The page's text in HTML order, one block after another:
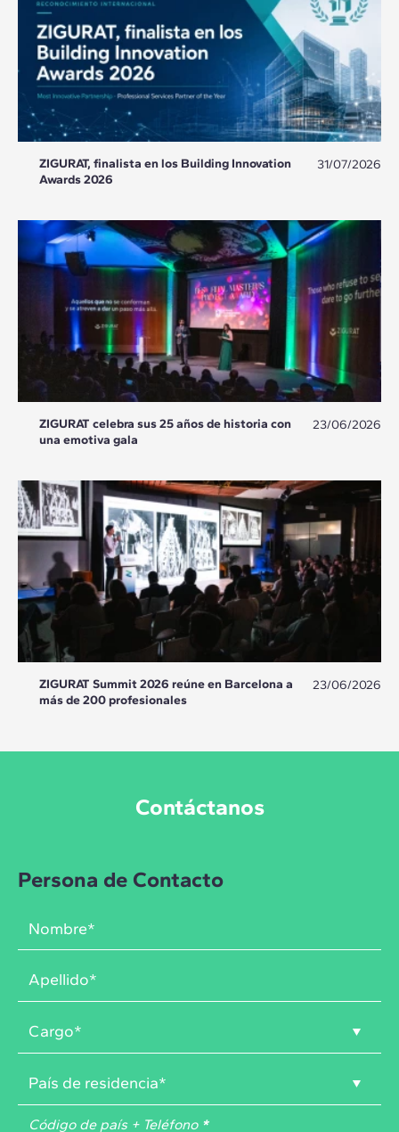
ZIGURAT, finalista en los Building Innovation
Awards 2026
31/07/2026
ZIGURAT celebra sus 25 años de historia con
una emotiva gala
23/06/2026
ZIGURAT Summit 2026 reúne en Barcelona a
más de 200 profesionales
23/06/2026
Contáctanos
Persona de Contacto
Código de país + Teléfono *